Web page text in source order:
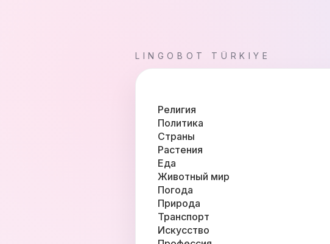
LINGOBOT TÜRKIYE
Религия
Политика
Страны
Растения
Еда
Животный мир
Погода
Природа
Транспорт
Искусство